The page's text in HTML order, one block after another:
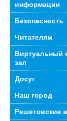
информации
Безопасность
Читателям
Виртуальный
зал
Досуг
Наш город
Решетовские